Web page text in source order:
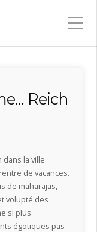
Reich
dans la ville
de vacances.
de maharajas,
volupté des
si plus
égotiques pas